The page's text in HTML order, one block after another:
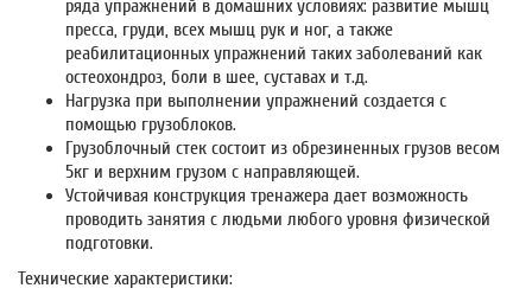
ряда упражнений в домашних условиях: развитие мышц
пресса, груди, всех мышц рук и ног, а также
реабилитационных упражнений таких заболеваний как
остеохондроз, боли в шее, суставах и т.д.
Нагрузка при выполнении упражнений создается с
помощью грузоблоков.
Грузоблочный стек состоит из обрезиненных грузов весом
5кг и верхним грузом с направляющей.
Устойчивая конструкция тренажера дает возможность
проводить занятия с людьми любого уровня физической
подготовки.
Технические характеристики: